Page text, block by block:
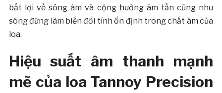
bất lợi về sóng âm và cộng hưởng âm tần cũng như
sóng đứng làm biến đổi tính ổn định trong chất âm của
loa.
Hiệu suất âm thanh mạnh
mẽ của loa Tannoy Precision